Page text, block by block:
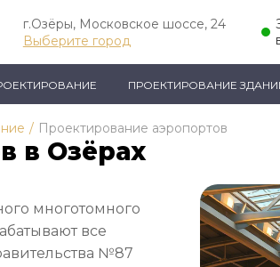
г.Озёры, Московское шоссе, 24
Выберите город
ПРОЕКТИРОВАНИЕ
/ Проектирование аэропортов
в Озёрах
многотомного
все
№87